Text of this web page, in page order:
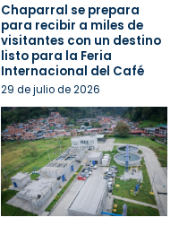
Chaparral se prepara
para recibir a miles de
visitantes con un destino
listo para la Feria
Internacional del Café
29 de julio de 2026